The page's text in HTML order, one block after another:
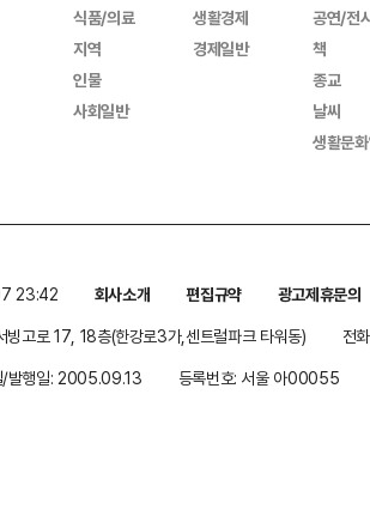
식품/의료
지역
인물
사회일반
생활경제
경제일반
공연/전
책
종교
날씨
생활문
23:42 회사소개 편집규약
광고제휴문의
빙고로 17, 18층(한강로3가,센트럴파크 타워동)
전
/발행일: 2005.09.13 등록번호: 서울 아00055